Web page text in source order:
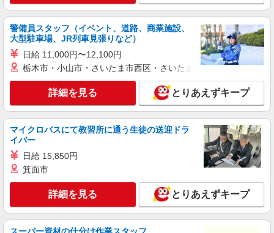
キープ 詳細を見る
派遣社員
株式会社kotrio /●SZ-H-1953653
豊川駅▼綺麗なサ高住で生活ケア▼清掃やフロ
アの巡回など
時給1500円〜2125円 ＜日払い有/週払い有/交
通費全支給(ガソリン代含む)＞
豊川市内
詳細を見る
アルバイト
日研トータルソーシング株式会社 メディカルケア事業部/知立オフィ
介護スタッフ／資格あり or 経験者
時給1,400円〜1,600円 ◆無資格・経験者：時
警備員スタッフ（イベント、道路、商業施設、
大型駐車場、JR列車見張りなど）
日給 11,000円〜12,100円
栃木市・小山市・さいたま市西区・さいたま市岩槻区・久喜市・
詳細を見る とりあえずキープ
マイクロバスにて教習所に通う生徒の送迎ドラ
イバー
日給 15,850円
箕面市
詳細を見る とりあえずキープ